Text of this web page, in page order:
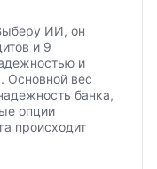
ИИ, он
и 9
и
Основной вес
банка,
опции
происходит